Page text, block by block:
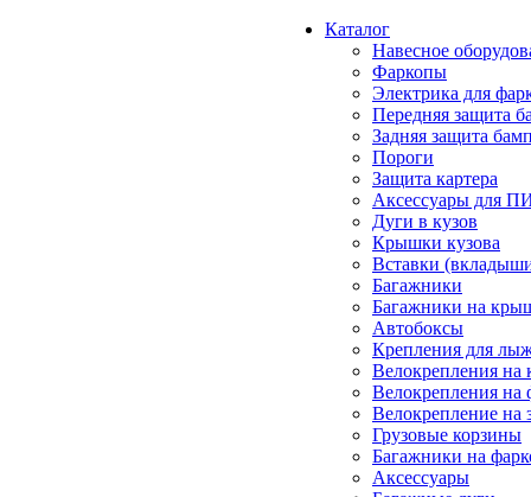
Каталог
Навесное
Фаркопы
Электрика для
Передняя защита
Задняя защита
Пороги
Защита картера
Аксессуары для
Дуги в кузов
Крышки кузова
Вставки
Багажники
Багажники на
Автобоксы
Крепления для
Велокрепления
Велокрепления на
Велокрепление на
Грузовые корзины
Багажники на
Аксессуары